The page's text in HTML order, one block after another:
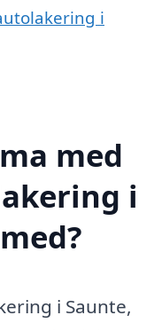
i
med
i
i Saunte,